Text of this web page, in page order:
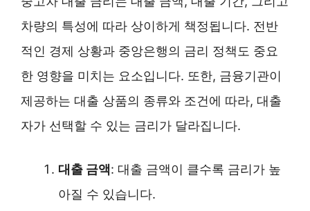
차량의 특성에 따라 상이하게 책정됩니다. 전반
적인 경제 상황과 중앙은행의 금리 정책도 중요
한 영향을 미치는 요소입니다. 또한, 금융기관이
제공하는 대출 상품의 종류와 조건에 따라, 대출
자가 선택할 수 있는 금리가 달라집니다.
대출 금액: 대출 금액이 클수록 금리가 높
아질 수 있습니다.